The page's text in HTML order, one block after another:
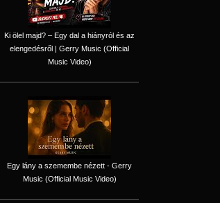
Ki ölel majd? – Egy dal a hiányról és az
elengedésről | Gerry Music (Official
Music Video)
Egy lány a szemembe nézett - Gerry
Music (Official Music Video)